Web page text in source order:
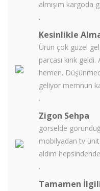
almışım kargoda
.
Kesinlikle
Ürün çok güzel
parcası kırık
hemen.
geliyor memnun
.
Zigon Sehpa
görselde
mobilyadan tv
aldım
.
Tamamen